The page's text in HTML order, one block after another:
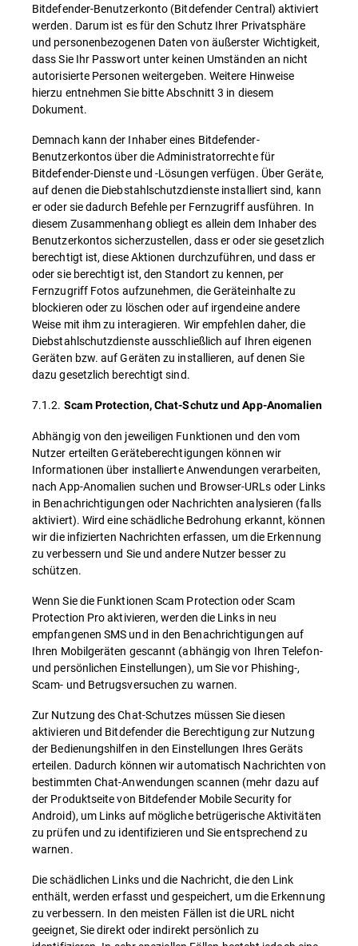
Bitdefender-Benutzerkonto (Bitdefender Central) aktiviert
werden. Darum ist es für den Schutz Ihrer Privatsphäre
und personenbezogenen Daten von äußerster Wichtigkeit,
dass Sie Ihr Passwort unter keinen Umständen an nicht
autorisierte Personen weitergeben. Weitere Hinweise
hierzu entnehmen Sie bitte Abschnitt 3 in diesem
Dokument.
Demnach kann der Inhaber eines Bitdefender-
Benutzerkontos über die Administratorrechte für
Bitdefender-Dienste und -Lösungen verfügen. Über Geräte,
auf denen die Diebstahlschutzdienste installiert sind, kann
er oder sie dadurch Befehle per Fernzugriff ausführen. In
diesem Zusammenhang obliegt es allein dem Inhaber des
Benutzerkontos sicherzustellen, dass er oder sie gesetzlich
berechtigt ist, diese Aktionen durchzuführen, und dass er
oder sie berechtigt ist, den Standort zu kennen, per
Fernzugriff Fotos aufzunehmen, die Geräteinhalte zu
blockieren oder zu löschen oder auf irgendeine andere
Weise mit ihm zu interagieren. Wir empfehlen daher, die
Diebstahlschutzdienste ausschließlich auf Ihren eigenen
Geräten bzw. auf Geräten zu installieren, auf denen Sie
dazu gesetzlich berechtigt sind.
7.1.2. Scam Protection, Chat-Schutz und App-Anomalien
Abhängig von den jeweiligen Funktionen und den vom
Nutzer erteilten Geräteberechtigungen können wir
Informationen über installierte Anwendungen verarbeiten,
nach App-Anomalien suchen und Browser-URLs oder Links
in Benachrichtigungen oder Nachrichten analysieren (falls
aktiviert). Wird eine schädliche Bedrohung erkannt, können
wir die infizierten Nachrichten erfassen, um die Erkennung
zu verbessern und Sie und andere Nutzer besser zu
schützen.
Wenn Sie die Funktionen Scam Protection oder Scam
Protection Pro aktivieren, werden die Links in neu
empfangenen SMS und in den Benachrichtigungen auf
Ihren Mobilgeräten gescannt (abhängig von Ihren Telefon-
und persönlichen Einstellungen), um Sie vor Phishing-,
Scam- und Betrugsversuchen zu warnen.
Zur Nutzung des Chat-Schutzes müssen Sie diesen
aktivieren und Bitdefender die Berechtigung zur Nutzung
der Bedienungshilfen in den Einstellungen Ihres Geräts
erteilen. Dadurch können wir automatisch Nachrichten von
bestimmten Chat-Anwendungen scannen (mehr dazu auf
der Produktseite von Bitdefender Mobile Security for
Android), um Links auf mögliche betrügerische Aktivitäten
zu prüfen und zu identifizieren und Sie entsprechend zu
warnen.
Die schädlichen Links und die Nachricht, die den Link
enthält, werden erfasst und gespeichert, um die Erkennung
zu verbessern. In den meisten Fällen ist die URL nicht
geeignet, Sie direkt oder indirekt persönlich zu